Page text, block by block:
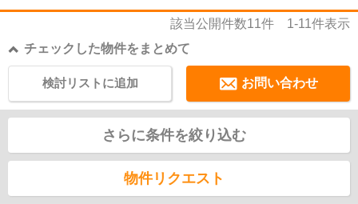
該当公開件数11件 1-11件表示
チェックした物件をまとめて
お問い合わせ
検討リストに追加
さらに条件を絞り込む
物件リクエスト